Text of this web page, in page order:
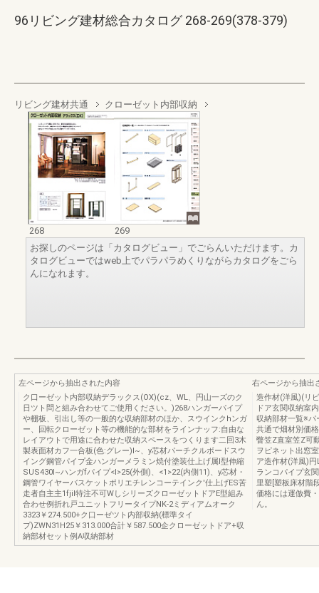
96リビング建材総合カタログ 268-269(378-379)
リビング建材共通 クローゼット内部収納
268
269
お探しのページは「カタログビュー」でごらんいただけます。カ
タログビューではweb上でパラパラめくりながらカタログをごら
んになれます。
左ページから抽出された内容
ク口ーゼッ卜内部収納デラックス(OX)(cz、WL、円山一ズのク
日ツト問と組み合わせてご使用ください。)268ハンガーパイプ
や棚板、引出し等の一般的な収納部材のほか、スウインクhンガ
ー、回転クローゼット等の機能的な部材をラインナッフ:自由な
レイアウトで用途に合わせた収納スペースをつくります二回3木
製表面材カフ一合板(色:グレー)I~、y芯材パーチクルボードスウ
イング鋼管パイプ金ハンガーメラミン焼付塗装仕上げ属I型伸縮
SUS430I~ハンガfパイプ<l>25(外側)、<1>22(内側11)、y芯材・
鋼管ワイヤーバスケットポリエチレンコーテインク'仕上げES苦
走者自主主1fjil特注不可WしシリーズクローゼットドアE型組み
合わせ例折れ戸ユニットフリータイプNK-2ミディアムオーク
3323￥274.500+ク口ーゼツト内部収納(標準タイ
プ)ZWN31H25￥313.000合計￥587.500企クローゼットドア+収
納部材セット例A収納部材
右ページから抽出
造作材(洋風)(リ
ドア玄関収納室
収納部材一覧※パ
共通で畑材別価
瞥笠Z直室笠Z可
ヲピネット出窓
ア造作材(洋風)
ランコパイプ玄
里塑[塑板床材階
価格には運倣費
ん。